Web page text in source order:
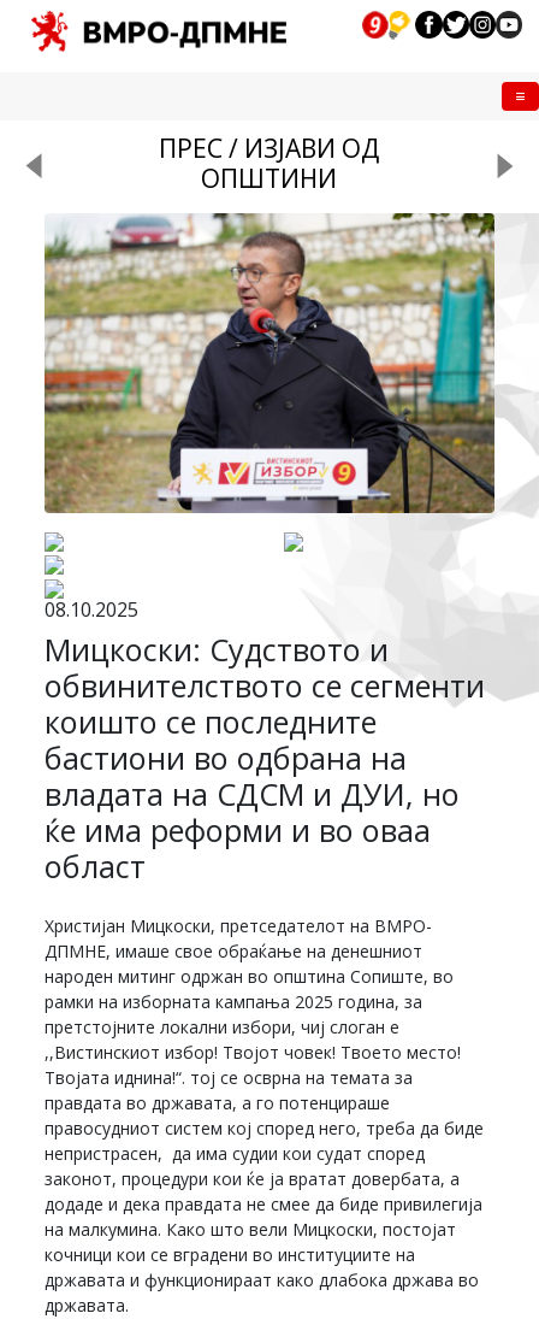
ПРЕС / ИЗЈАВИ ОД
ОПШТИНИ
08.10.2025
Мицкоски: Судството и
обвинителството се сегменти
коишто се последните
бастиони во одбрана на
владата на СДСМ и ДУИ, но
ќе има реформи и во оваа
област
Христијан Мицкоски, претседателот на ВМРО-
ДПМНЕ, имаше свое обраќање на денешниот
народен митинг одржан во општина Сопиште, во
рамки на изборната кампања 2025 година, за
претстојните локални избори, чиј слоган е
,,Вистинскиот избор! Твојот човек! Твоето место!
Твојата иднина!“. тој се осврна на темата за
правдата во државата, а го потенцираше
правосудниот систем кој според него, треба да биде
непристрасен, да има судии кои судат според
законот, процедури кои ќе ја вратат довербата, а
додаде и дека правдата не смее да биде привилегија
на малкумина. Како што вели Мицкоски, постојат
кочници кои се вградени во институциите на
државата и функционираат како длабока држава во
државата.